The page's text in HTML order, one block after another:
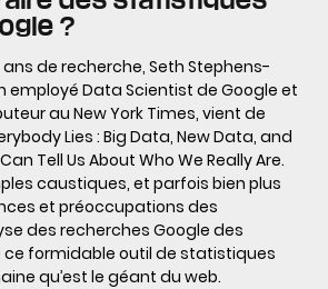
?
de recherche, Seth Stephens-
employé Data Scientist de Google et
au New York Times, vient de
Lies : Big Data, New Data, and
Tell Us About Who We Really Are.
caustiques, et parfois bien plus
et préoccupations des
des recherches Google des
formidable outil de statistiques
qu’est le géant du web.